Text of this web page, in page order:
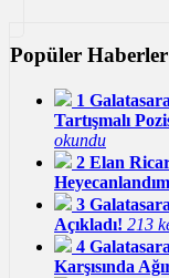
Popüler Haberler
1
Tartışmalı
okundu
2 Elan
3
Açıkladı! 213
4
Karşısında